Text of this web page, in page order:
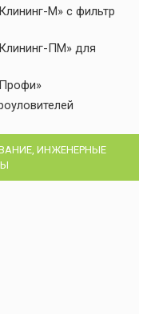
М» с фильтр
ПМ» для
ИНЖЕНЕРНЫЕ